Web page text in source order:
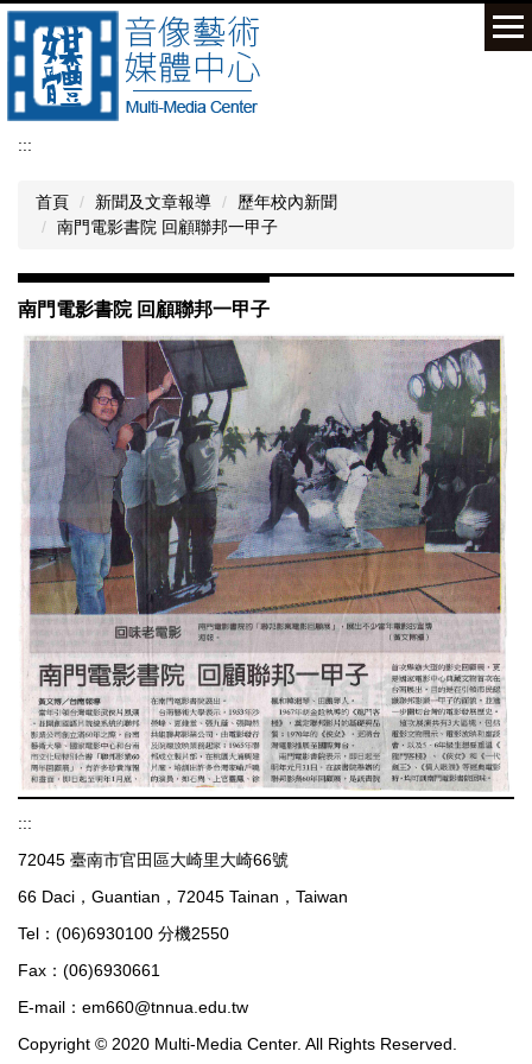
跳
到
要
內
容
:::
首頁 新聞及文章報導
歷年校內新聞
南門電影書院 回顧聯邦一甲子
南門電影書院 回顧聯邦一甲子
:::
72045 臺南市官田區大崎里大崎66號
66 Daci，Guantian，72045 Tainan，Taiwan
Tel：(06)6930100 分機2550
Fax：(06)6930661
E-mail：em660@tnnua.edu.tw
Copyright © 2020 Multi-Media Center. All Rights Reserved.